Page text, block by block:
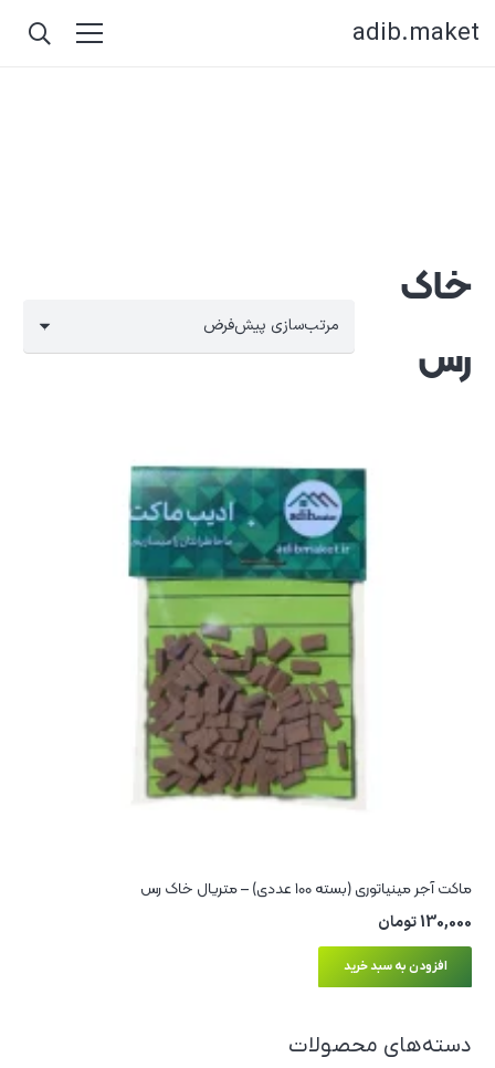
adib.maket
خاک
رس
ماکت آجر مینیاتوری (بسته 100 عددی) – متریال خاک رس
130,000تومان
افزودن به سبد خرید
دسته‌های محصولات